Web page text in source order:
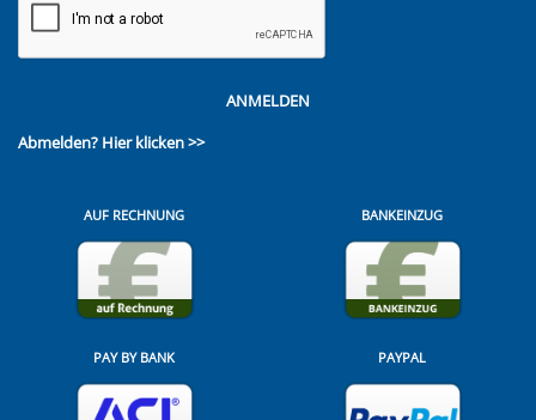
ANMELDEN
Abmelden? Hier klicken >>
AUF RECHNUNG BANKEINZUG
PAY BY BANK PAYPAL